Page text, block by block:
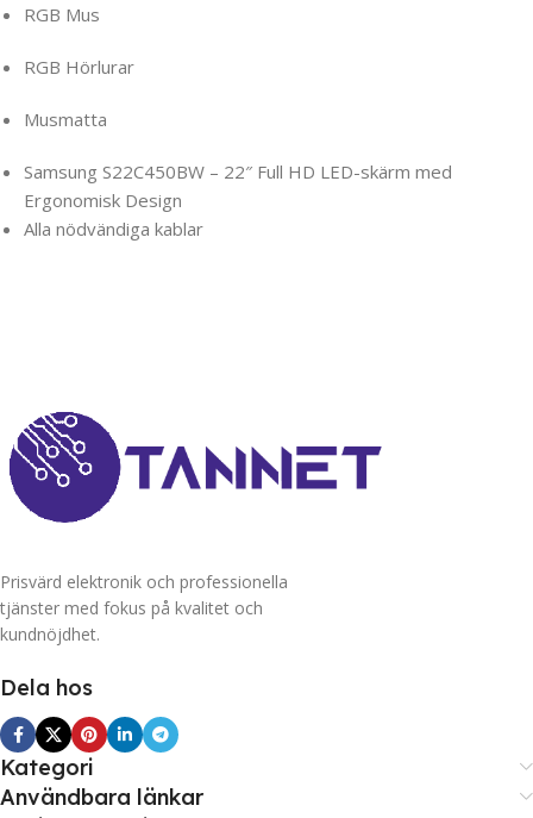
RGB Mus
RGB Hörlurar
Musmatta
Samsung S22C450BW – 22″ Full HD LED-skärm med
Ergonomisk Design
Alla nödvändiga kablar
Prisvärd elektronik och professionella
tjänster med fokus på kvalitet och
kundnöjdhet.
Dela hos
Kategori
Användbara länkar